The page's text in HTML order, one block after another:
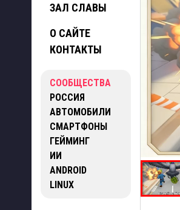
ЗАЛ СЛАВЫ
О САЙТЕ
КОНТАКТЫ
СООБЩЕСТВА
РОССИЯ
АВТОМОБИЛИ
СМАРТФОНЫ
ГЕЙМИНГ
ИИ
ANDROID
LINUX